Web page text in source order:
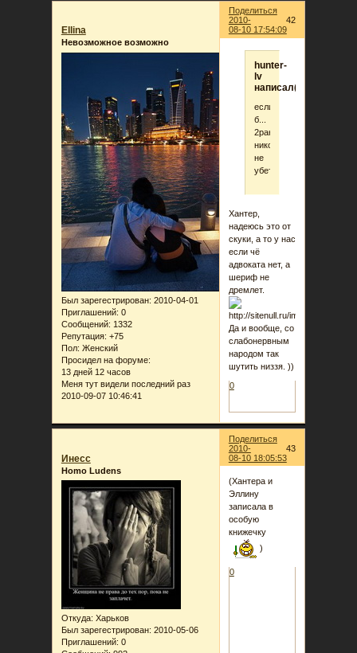
Поделиться
42
2010-
08-10 17:54:09
Ellina
Невозможное возможно
Был зарегестрирован: 2010-04-01
Приглашений: 0
Сообщений: 1332
Репутация: +75
Пол: Женский
Просидел на форуме:
13 дней 12 часов
Меня тут видели последний раз
2010-09-07 10:46:41
hunter-
lv
написал(а):
если
б...
2ранг
никого
не
убет
Хантер,
надеюсь это от
скуки, а то у нас
если чё
адвоката нет, а
шериф не
дремлет.
Да и вообще, со
слабонервным
народом так
шутить низзя. ))
0
Поделиться
43
2010-
08-10 18:05:53
Инеcc
Homo Ludens
Откуда: Харьков
Был зарегестрирован: 2010-05-06
Приглашений: 0
(Хантера и
Эллину
записала в
особую
книжечку
)
0